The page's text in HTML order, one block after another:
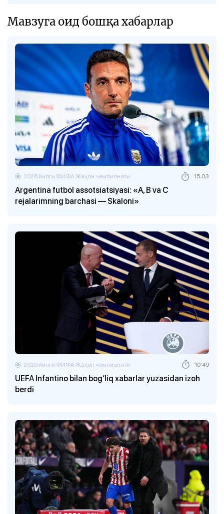
Мавзуга оид бошқа хабарлар
Argentina futbol assotsiatsiyasi: «A, B va C
rejalarimning barchasi — Skaloni»
2026 йилги ФИФА Жаҳон чемпионати 15:03
UEFA Infantino bilan bog‘liq xabarlar yuzasidan izoh
berdi
2026 йилги ФИФА Жаҳон чемпионати 10:49